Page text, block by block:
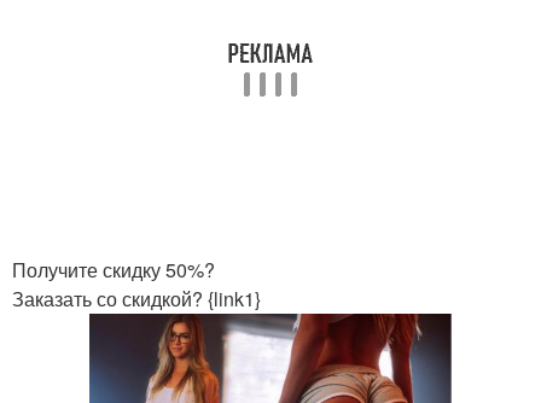
Получите скидку 50%?
Заказать со скидкой? {link1}